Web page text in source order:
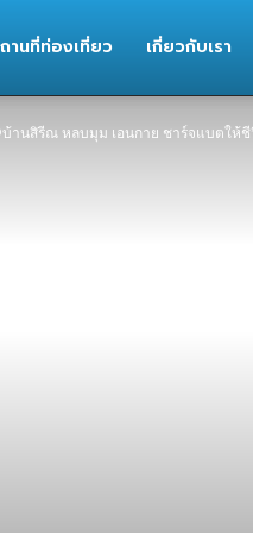
านที่ท่องเที่ยว เกี่ยวกับเรา
บ้านสิรีณ หลบมุม เอนกาย ชาร์จแบตให้